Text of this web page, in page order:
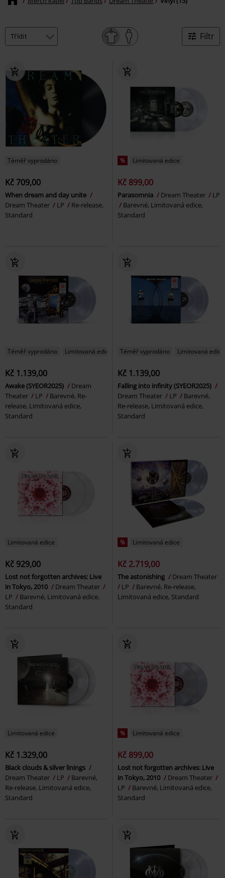
Filtr
Téměř vyprodáno
Kč 709,00
When dream and day unite
Dream Theater
LP
Re-release,
Standard
% Limitovaná edice
Kč 899,00
Parasomnia Dream Theater
LP
Barevné, Limitovaná edice,
Standard
Téměř vyprodáno Limitovaná edice
Kč 1.139,00
Awake (SYEOR2025)
Dream
Theater
LP
Barevné, Re-
release, Limitovaná edice,
Standard
Téměř vyprodáno Limitovaná edice
Kč 1.139,00
Falling into infinity (SYEOR2025)
Dream Theater
LP
Barevné,
Re-release, Limitovaná edice,
Standard
Limitovaná edice
Kč 929,00
Lost not forgotten archives: Live
in Tokyo, 2010
Dream Theater
LP
Barevné, Limitovaná edice,
Standard
% Limitovaná edice
Kč 2.719,00
The astonishing
Dream Theater
LP
Barevné, Re-release,
Limitovaná edice, Standard
Limitovaná edice
Kč 1.329,00
Black clouds & silver linings
Dream Theater
LP
Barevné,
Re-release, Limitovaná edice,
Standard
% Limitovaná edice
Kč 899,00
Lost not forgotten archives: Live
in Tokyo, 2010
Dream Theater
LP
Barevné, Limitovaná edice,
Standard